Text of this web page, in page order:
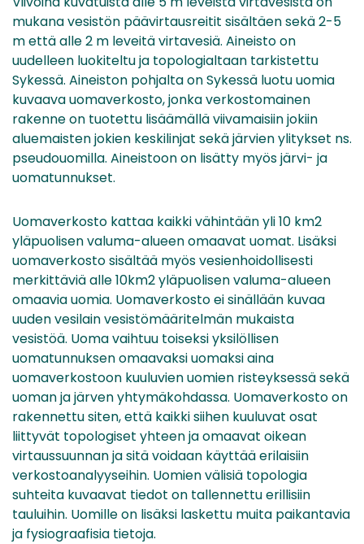
mukana vesistön päävirtausreitit sisältäen sekä 2-5
m että alle 2 m leveitä virtavesiä. Aineisto on
uudelleen luokiteltu ja topologialtaan tarkistettu
Sykessä. Aineiston pohjalta on Sykessä luotu uomia
kuvaava uomaverkosto, jonka verkostomainen
rakenne on tuotettu lisäämällä viivamaisiin jokiin
aluemaisten jokien keskilinjat sekä järvien ylitykset ns.
pseudouomilla. Aineistoon on lisätty myös järvi- ja
uomatunnukset.
Uomaverkosto kattaa kaikki vähintään yli 10 km2
yläpuolisen valuma-alueen omaavat uomat. Lisäksi
uomaverkosto sisältää myös vesienhoidollisesti
merkittäviä alle 10km2 yläpuolisen valuma-alueen
omaavia uomia. Uomaverkosto ei sinällään kuvaa
uuden vesilain vesistömääritelmän mukaista
vesistöä. Uoma vaihtuu toiseksi yksilöllisen
uomatunnuksen omaavaksi uomaksi aina
uomaverkostoon kuuluvien uomien risteyksessä sekä
uoman ja järven yhtymäkohdassa. Uomaverkosto on
rakennettu siten, että kaikki siihen kuuluvat osat
liittyvät topologiset yhteen ja omaavat oikean
virtaussuunnan ja sitä voidaan käyttää erilaisiin
verkostoanalyyseihin. Uomien välisiä topologia
suhteita kuvaavat tiedot on tallennettu erillisiin
tauluihin. Uomille on lisäksi laskettu muita paikantavia
ja fysiograafisia tietoja.